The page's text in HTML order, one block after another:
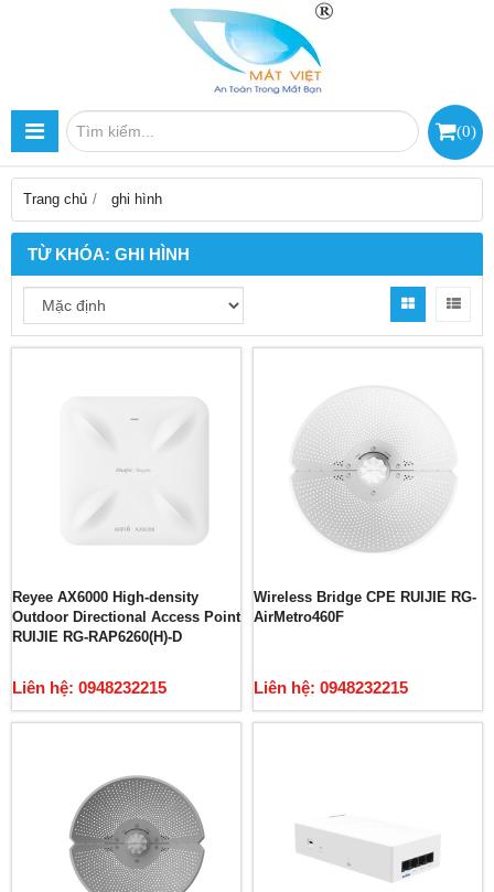
(0)
Trang chủ ghi hình
TỪ KHÓA: GHI HÌNH
Reyee AX6000 High-density
Outdoor Directional Access Point
RUIJIE RG-RAP6260(H)-D
Liên hệ: 0948232215
Wireless Bridge CPE RUIJIE RG-
AirMetro460F
Liên hệ: 0948232215